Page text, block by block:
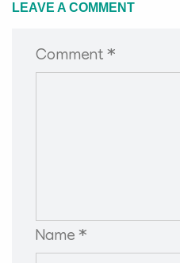
LEAVE A COMMENT
Comment *
Name *